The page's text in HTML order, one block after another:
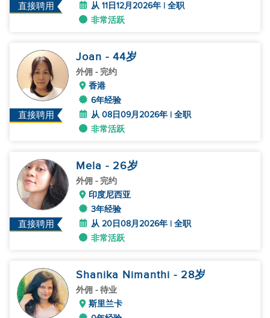
直接聘用
从 11日12月2026年 | 全职
非常活跃
直接聘用
Joan - 44岁
外佣 - 完约
香港
6年经验
从 08日09月2026年 | 全职
非常活跃
直接聘用
Mela - 26岁
外佣 - 完约
印度尼西亚
3年经验
从 20日08月2026年 | 全职
非常活跃
Shanika Nimanthi - 28岁
外佣 - 待业
斯里兰卡